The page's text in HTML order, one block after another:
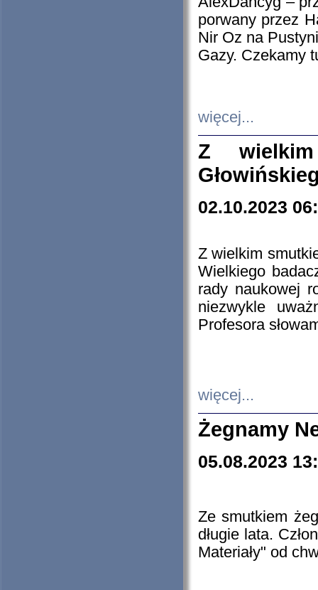
porwany przez
Nir Oz na
Gazy. Czekamy
więcej...
Z
02.10.2023
Z wielkim
Wielkiego
rady naukowej
niezwykle
Profesora
więcej...
Żegnamy
05.08.2023
Ze smutkiem
długie lata.
Materiały" od